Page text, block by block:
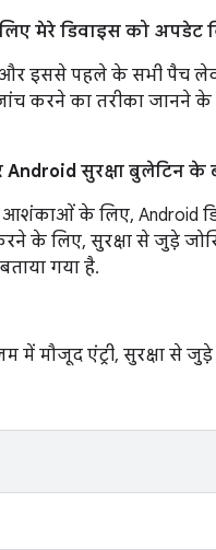
मेरे डिवाइस को अपडेट
और इससे पहले के सभी पैच
करने का तरीका जानने
सुरक्षा बुलेटिन के
के लिए, Android
के लिए, सुरक्षा से जुड़े
गया है.
में मौजूद एंट्री, सुरक्षा से